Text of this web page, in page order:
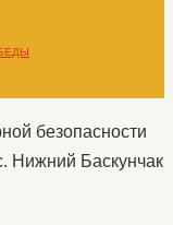
безопасности
Нижний Баскунчак